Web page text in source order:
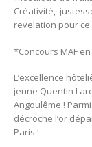
Créativité,
revelation pour
*Concours MAF
L’excellence
jeune Quentin
Angoulême !
décroche l’or
Paris !